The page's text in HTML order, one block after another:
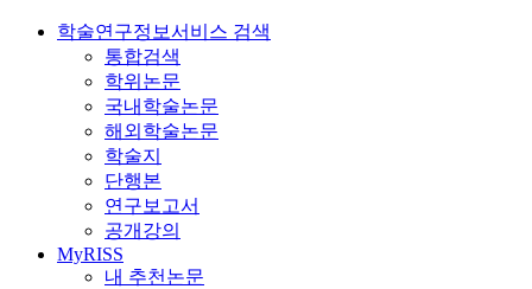
학술연구정보서비스 검색
통합검색
학위논문
국내학술논문
해외학술논문
학술지
단행본
연구보고서
공개강의
MyRISS
내 추천논문